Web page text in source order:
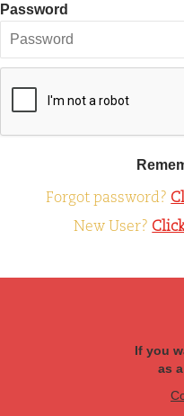
Password
Forgot password?
New User?
If you
as